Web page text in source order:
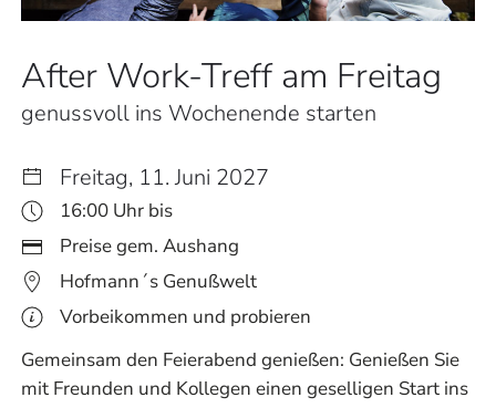
After Work-Treff am Freitag
genussvoll ins Wochenende starten
Freitag, 11. Juni 2027
16:00 Uhr bis
Preise gem. Aushang
Hofmann´s Genußwelt
Vorbeikommen und probieren
Gemeinsam den Feierabend genießen: Genießen Sie
mit Freunden und Kollegen einen geselligen Start ins